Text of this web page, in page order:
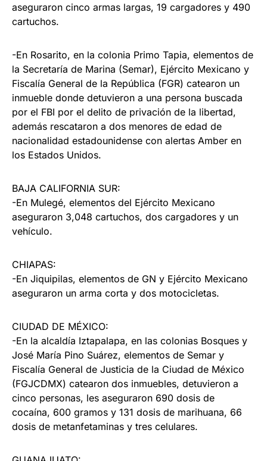
aseguraron cinco armas largas, 19 cargadores y 490
cartuchos.
-En Rosarito, en la colonia Primo Tapia, elementos de
la Secretaría de Marina (Semar), Ejército Mexicano y
Fiscalía General de la República (FGR) catearon un
inmueble donde detuvieron a una persona buscada
por el FBI por el delito de privación de la libertad,
además rescataron a dos menores de edad de
nacionalidad estadounidense con alertas Amber en
los Estados Unidos.
BAJA CALIFORNIA SUR:
-En Mulegé, elementos del Ejército Mexicano
aseguraron 3,048 cartuchos, dos cargadores y un
vehículo.
CHIAPAS:
-En Jiquipilas, elementos de GN y Ejército Mexicano
aseguraron un arma corta y dos motocicletas.
CIUDAD DE MÉXICO:
-En la alcaldía Iztapalapa, en las colonias Bosques y
José María Pino Suárez, elementos de Semar y
Fiscalía General de Justicia de la Ciudad de México
(FGJCDMX) catearon dos inmuebles, detuvieron a
cinco personas, les aseguraron 690 dosis de
cocaína, 600 gramos y 131 dosis de marihuana, 66
dosis de metanfetaminas y tres celulares.